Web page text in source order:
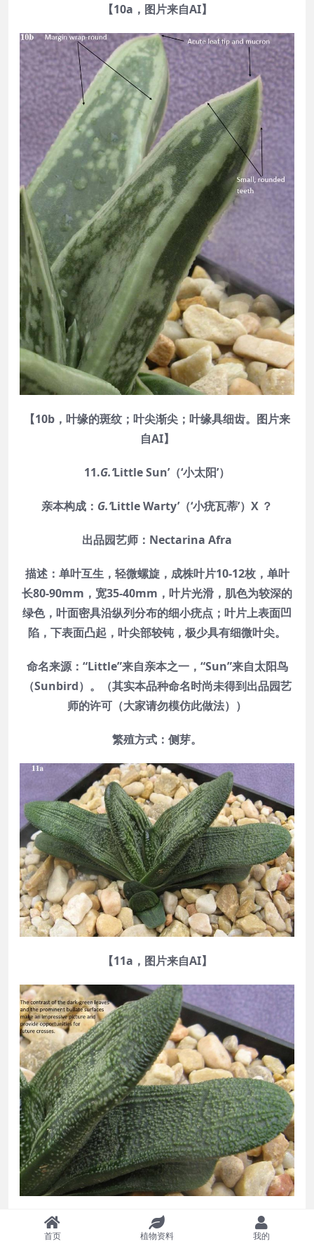
【10a，图片来自AI】
【10b，叶缘的斑纹；叶尖渐尖；叶缘具细齿。图片来
自AI】
11.G.‘Little Sun’（‘小太阳’）
亲本构成： G.‘Little Warty’（‘小疣瓦蒂’）X ？
出品园艺师：Nectarina Afra
描述：单叶互生，轻微螺旋，成株叶片10-12枚，单叶
长80-90mm，宽35-40mm，叶片光滑，肌色为较深的
绿色，叶面密具沿纵列分布的细小疣点；叶片上表面凹
陷，下表面凸起，叶尖部较钝，极少具有细微叶尖。
命名来源：“Little”来自亲本之一，“Sun”来自太阳鸟
（Sunbird）。（其实本品种命名时尚未得到出品园艺
师的许可（大家请勿模仿此做法））
繁殖方式：侧芽。
【11a，图片来自AI】
【11b，叶片深绿的肌色与明亮的疣点相互呼应令人过
目难忘，这也为该品种的进一步杂交育种带来了更多的
首页 植物资料 我的